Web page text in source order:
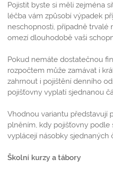
Pojistit byste si měli zejména
léčba vám způsobí výpadek
neschopnosti, případně trvalé
omezí dlouhodobě vaši
Pokud nemáte dostatečnou
rozpočtem může zamávat i
zahrnout i pojištění denního
pojišťovny vyplatí sjednanou
Vhodnou variantu představují
plněním, kdy pojišťovny
vyplácejí násobky sjednaných
Školní kurzy a tábory